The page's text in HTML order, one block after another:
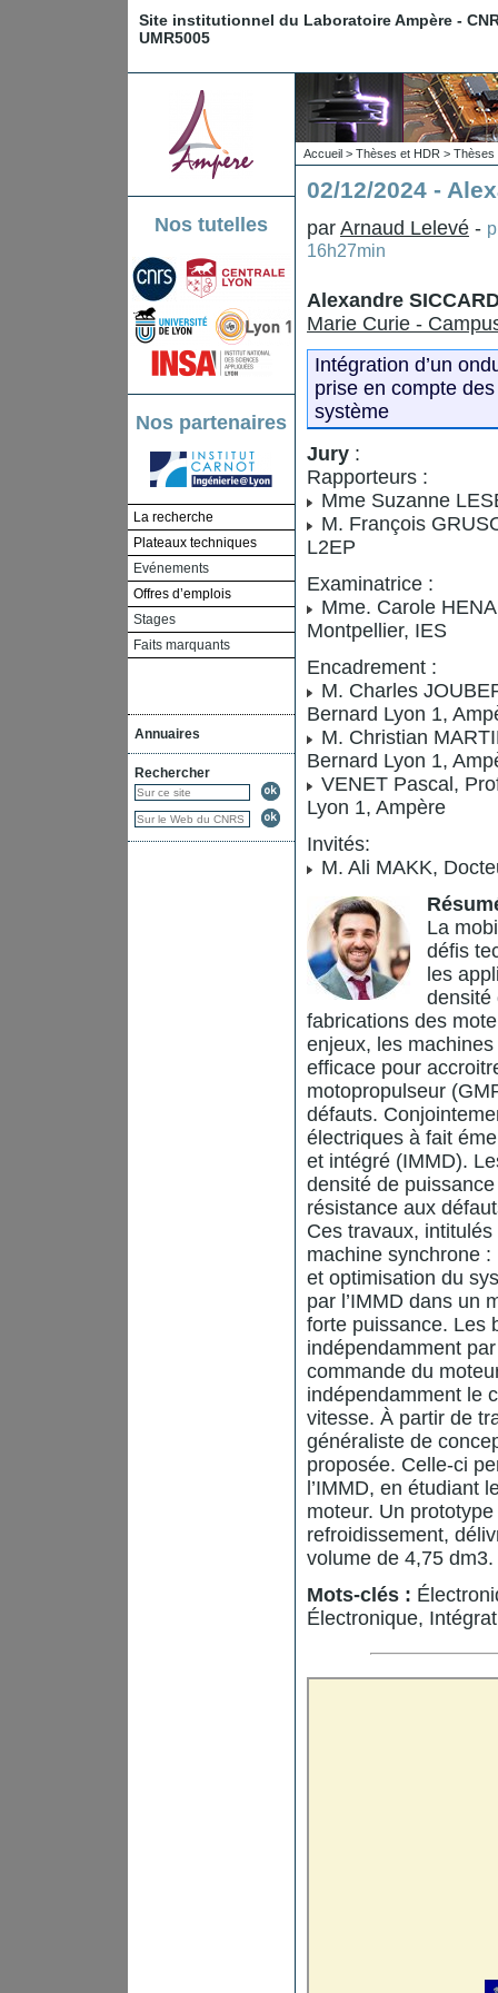
Site institutionnel du Laboratoire Ampère -
UMR5005
Nos tutelles
Nos partenaires
La recherche
Plateaux techniques
Evénements
Offres d’emplois
Stages
Faits marquants
Annuaires
Rechercher
Accueil > Thèses et HDR > Thèses
02/12/2024 -
par Arnaud Lelevé -
16h27min
Alexandre
Marie Curie -
Intégration d’un
prise en compte
système
Jury :
Rapporteurs :
Mme Suzanne
M. François
L2EP
Examinatrice :
Mme. Carole
Montpellier, IES
Encadrement :
M. Charles
Bernard Lyon 1,
M. Christian
Bernard Lyon 1,
VENET Pascal,
Lyon 1, Ampère
Invités:
M. Ali MAKK,
La
défis
les
densité
fabrications des
enjeux, les
efficace pour
motopropulseur
défauts.
électriques à fait
et intégré (IMMD).
densité de
résistance aux
Ces travaux,
machine synchrone
et optimisation du
par l’IMMD dans un
forte puissance. Les
indépendamment
commande du
indépendamment le
vitesse. À partir de
généraliste de
proposée. Celle-ci
l’IMMD, en étudiant
moteur. Un
refroidissement,
volume de 4,75 dm3.
Mots-clés :
Électronique,